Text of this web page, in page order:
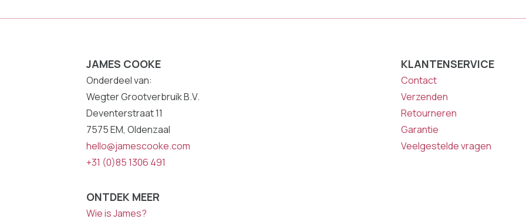
JAMES COOKE
Onderdeel van:
Wegter Grootverbruik B.V.
Deventerstraat 11
7575 EM, Oldenzaal
hello@jamescooke.com
+31 (0)85 1306 491
KLANTENSERVICE
Contact
Verzenden
Retourneren
Garantie
Veelgestelde vragen
ONTDEK MEER
Wie is James?